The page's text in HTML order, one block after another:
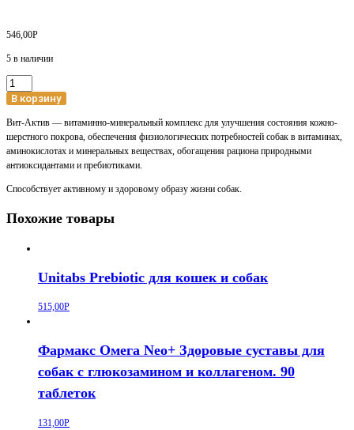
546,00Р
5 в наличии
Количество
товара
Вит-
Актив
BrewersPlus
Пивные
для
и
В корзину
Вит-Актив — витаминно-минеральный комплекс для улучшения состояния кожно-
шерстного покрова, обеспечения физиологических потребностей собак в витаминах,
аминокислотах и минеральных веществах, обогащения рациона природными
антиоксидантами и пребиотиками.
Способствует активному и здоровому образу жизни собак.
Похожие товары
Unitabs Prebiotic для кошек и собак
515,00Р
Фармакс Омега Neo+ Здоровые суставы для
собак с глюкозамином и коллагеном. 90
таблеток
131,00Р